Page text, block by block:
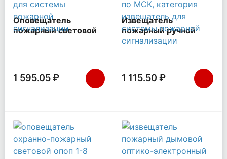
Оповещатель
пожарный световой
1 595.05 ₽
Извещатель
пожарный ручной
ИПР 513-11-А-R3
1 115.50 ₽